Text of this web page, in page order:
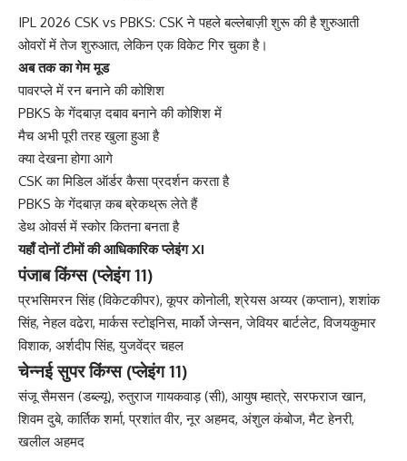
IPL 2026 CSK vs PBKS: CSK ने पहले बल्लेबाज़ी शुरू की है शुरुआती
ओवरों में तेज शुरुआत, लेकिन एक विकेट गिर चुका है।
अब तक का गेम मूड
पावरप्ले में रन बनाने की कोशिश
PBKS के गेंदबाज़ दबाव बनाने की कोशिश में
मैच अभी पूरी तरह खुला हुआ है
क्या देखना होगा आगे
CSK का मिडिल ऑर्डर कैसा प्रदर्शन करता है
PBKS के गेंदबाज़ कब ब्रेकथ्रू लेते हैं
डेथ ओवर्स में स्कोर कितना बनता है
यहाँ दोनों टीमों की आधिकारिक प्लेइंग XI
पंजाब किंग्स (प्लेइंग 11)
प्रभसिमरन सिंह (विकेटकीपर), कूपर कोनोली, श्रेयस अय्यर (कप्तान), शशांक
सिंह, नेहल वढेरा, मार्कस स्टोइनिस, मार्को जेन्सन, जेवियर बार्टलेट, विजयकुमार
विशाक, अर्शदीप सिंह, युजवेंद्र चहल
चेन्नई सुपर किंग्स (प्लेइंग 11)
संजू सैमसन (डब्ल्यू), रुतुराज गायकवाड़ (सी), आयुष म्हात्रे, सरफराज खान,
शिवम दुबे, कार्तिक शर्मा, प्रशांत वीर, नूर अहमद, अंशुल कंबोज, मैट हेनरी,
खलील अहमद